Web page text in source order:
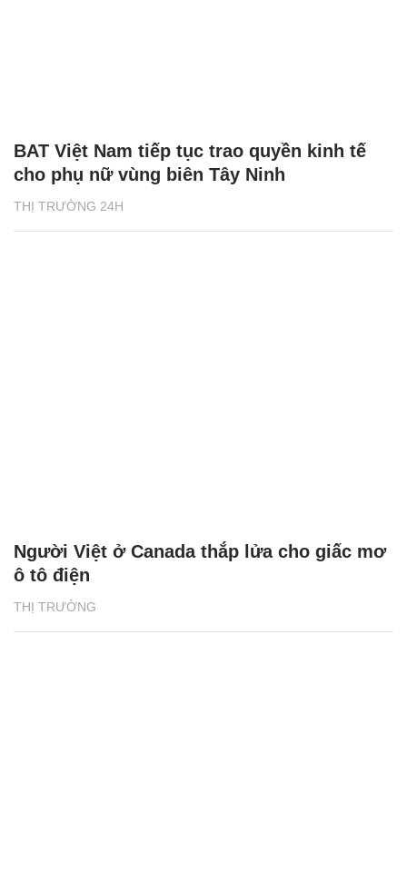
THỊ TRƯỜNG 24H
BAT Việt Nam tiếp tục trao quyền kinh tế
cho phụ nữ vùng biên Tây Ninh
THỊ TRƯỜNG
Người Việt ở Canada thắp lửa cho giấc mơ
ô tô điện